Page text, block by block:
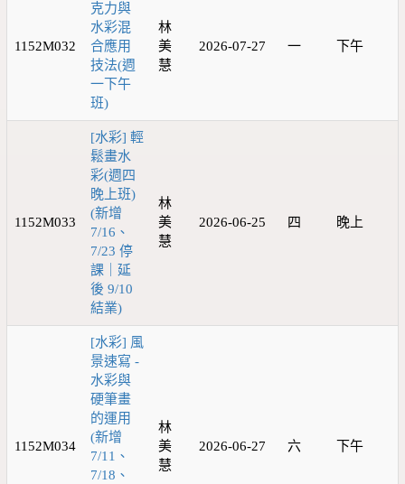
1152M032
克力與
水彩混
合應用
技法(週
一下午
班)
林
美
慧
2026-07-27 一 下午
1152M033
[水彩] 輕
鬆畫水
彩(週四
晚上班)
(新增
7/16、
7/23 停
課｜延
後 9/10
結業)
林
美
慧
2026-06-25 四 晚上
1152M034
[水彩] 風
景速寫 -
水彩與
硬筆畫
的運用
(新增
7/11、
7/18、
林
美
慧
2026-06-27 六 下午